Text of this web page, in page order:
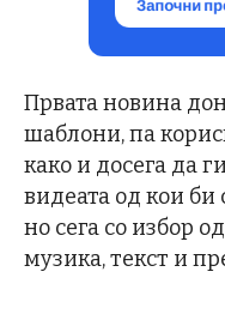
Првата новина
шаблони, па
како и досега да
видеата од кои би
но сега со избор
музика, текст и